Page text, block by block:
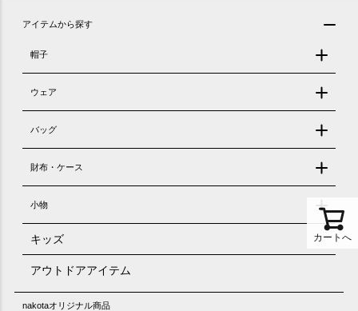
カートへ
アイテムから探す
帽子
ウェア
バッグ
財布・ケース
小物
キッズ
アウトドアアイテム
nakotaオリジナル商品